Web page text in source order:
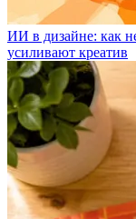
ИИ в дизайне: как
усиливают креатив